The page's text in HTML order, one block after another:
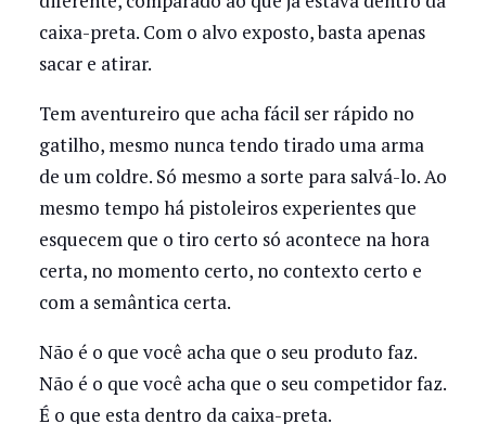
caixa-preta. Com o alvo exposto, basta apenas
sacar e atirar.
Tem aventureiro que acha fácil ser rápido no
gatilho, mesmo nunca tendo tirado uma arma
de um coldre. Só mesmo a sorte para salvá-lo. Ao
mesmo tempo há pistoleiros experientes que
esquecem que o tiro certo só acontece na hora
certa, no momento certo, no contexto certo e
com a semântica certa.
Não é o que você acha que o seu produto faz.
Não é o que você acha que o seu competidor faz.
É o que esta dentro da caixa-preta.